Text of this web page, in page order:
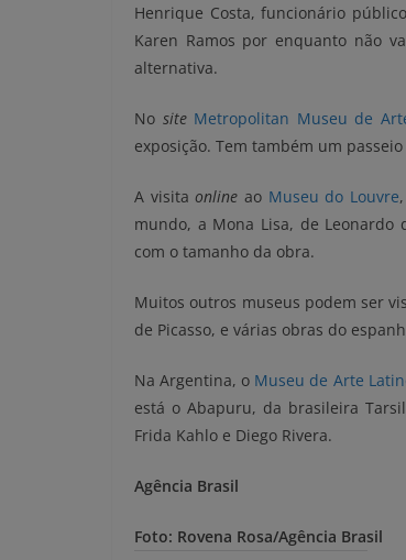
Henrique Costa, funcionário
Karen Ramos por enquanto não
alternativa.
No site Metropolitan Museu de
exposição. Tem também um
A visita onlineao Museu do Louvre
mundo, a Mona Lisa, de
com o tamanho da obra.
Muitos outros museus podem ser
de Picasso, e várias obras do
Na Argentina, o Museu de Arte
está o Abapuru, da brasileira
Frida Kahlo e Diego Rivera.
Agência Brasil
Foto: Rovena Rosa/Agência Brasil